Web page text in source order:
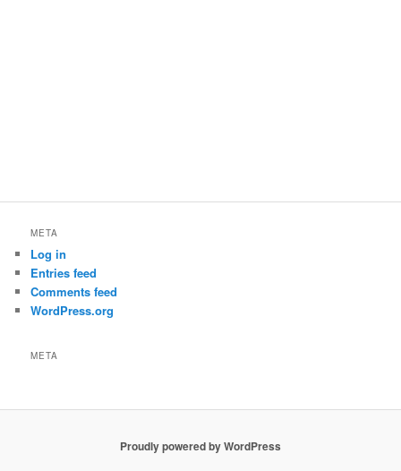
META
Log in
Entries feed
Comments feed
WordPress.org
META
Proudly powered by WordPress